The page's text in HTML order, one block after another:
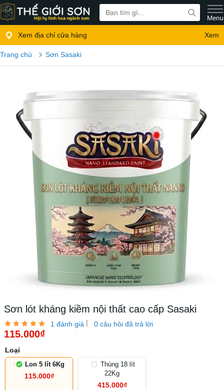
Xem địa chỉ cửa hàng Xem
Trang chủ Sơn Sasaki
Sơn lót kháng kiềm nội thất cao cấp Sasaki
1 đánh giá | 0 câu hỏi đã trả lời
115.000₫
Loại
Lon 5 lít 6Kg
115.000₫
Thùng 18 lít
22Kg
415.000₫